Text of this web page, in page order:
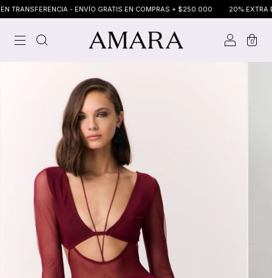
- ENVÍO GRATIS EN COMPRAS + $250.000 20% EXTRA EN
0